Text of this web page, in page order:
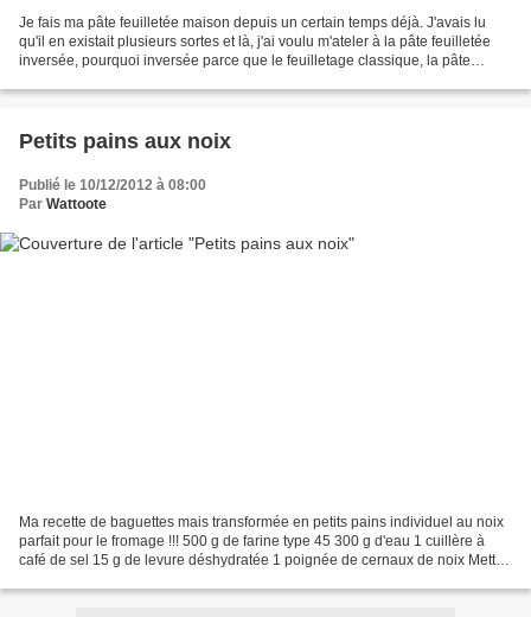
Je fais ma pâte feuilletée maison depuis un certain temps déjà. J'avais lu
qu'il en existait plusieurs sortes et là, j'ai voulu m'ateler à la pâte feuilletée
inversée, pourquoi inversée parce que le feuilletage classique, la pâte
Petits pains aux noix
Publié le 10/12/2012 à 08:00
Par Wattoote
Ma recette de baguettes mais transformée en petits pains individuel au noix
parfait pour le fromage !!! 500 g de farine type 45 300 g d'eau 1 cuillère à
café de sel 15 g de levure déshydratée 1 poignée de cernaux de noix Mettez